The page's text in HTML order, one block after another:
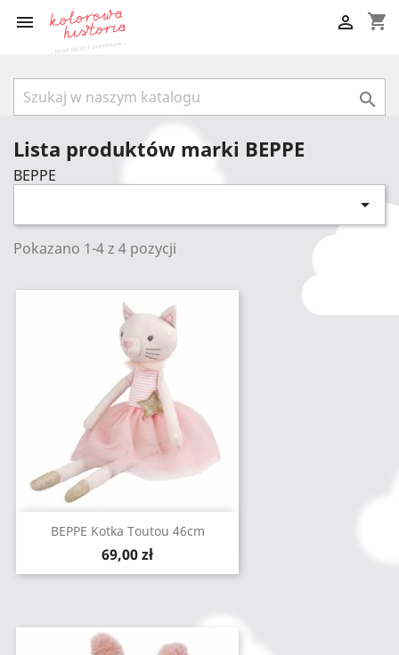
 shopping_cart


Lista produktów marki BEPPE
BEPPE

Pokazano 1-4 z 4 pozycji
BEPPE Kotka Toutou 46cm
Cena
69,00 zł